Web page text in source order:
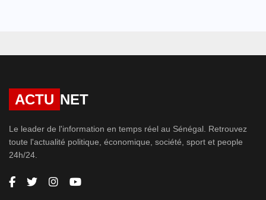
ACTU NET
Le leader de l'information en temps réel au Sénégal. Retrouvez
toute l'actualité politique, économique, société, sport et people
24h/24.